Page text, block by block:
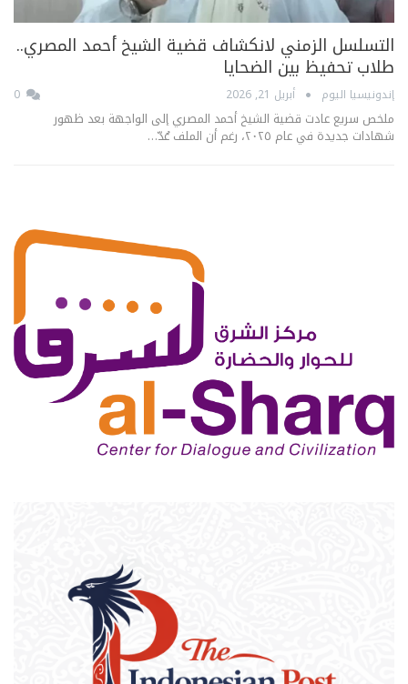
التسلسل الزمني لانكشاف قضية الشيخ أحمد المصري..
طلاب تحفيظ بين الضحايا
إندونيسيا اليوم أبريل 21, 2026
ملخص سريع عادت قضية الشيخ أحمد المصري إلى الواجهة بعد ظهور
شهادات جديدة في عام ٢٠٢٥، رغم أن الملف عُدّ…